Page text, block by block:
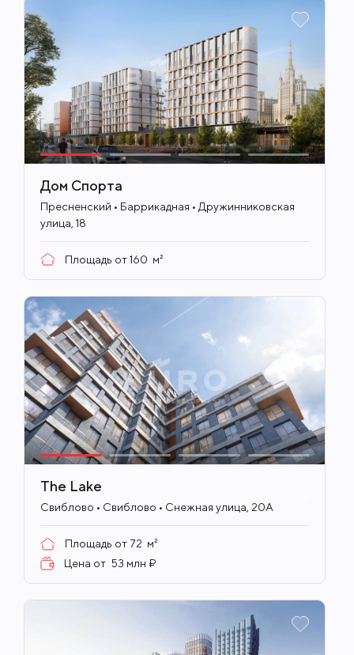
Дом Спорта
Пресненский • Баррикадная • Дружинниковская
улица, 18
Площадь от160 м²
The Lake
Свиблово • Свиблово • Снежная улица, 20А
Площадь от 72 м²
Цена от 53 млн ₽